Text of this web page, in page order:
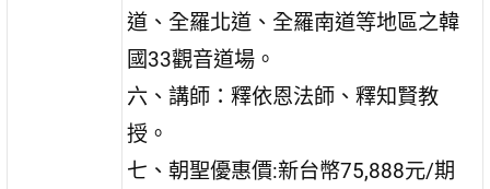
道、全羅北道、全羅南道等地區之韓
國33觀音道場。
六、講師：釋依恩法師、釋知賢教
授。
七、朝聖優惠價:新台幣75,888元/期